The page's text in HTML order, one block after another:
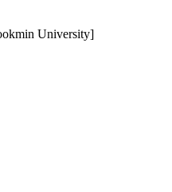
University]